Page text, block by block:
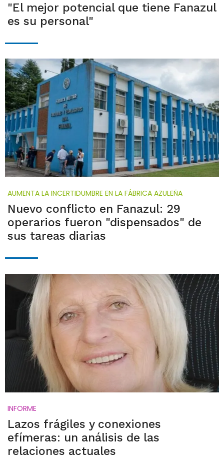
"El mejor potencial que tiene Fanazul
es su personal"
AUMENTA LA INCERTIDUMBRE EN LA FÁBRICA AZULEÑA
Nuevo conflicto en Fanazul: 29
operarios fueron "dispensados" de
sus tareas diarias
INFORME
Lazos frágiles y conexiones
efímeras: un análisis de las
relaciones actuales